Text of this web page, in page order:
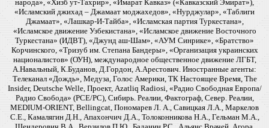
народа», «Хизб ут-Тахрир», «Имарат Кавказ» («Кавказский Эмират»),
«Исламский джихад – Джамаат моджахедов», «Нурджулар», «Таблиги
Джамаат», «Лашкар-И-Тайба», «Исламская партия Туркестана»,
«Исламское движение Узбекистана», «Исламское движение Восточного
Туркестана» (ИДВТ), «Джунд аш-Шам», «АУМ Синрике», «Братство»
Корчинского, «Тризуб им. Степана Бандеры», «Организация украинских
националистов» (ОУН), международное общественное движение ЛГБТ,
А.Навальный, К.Буданов, Д.Гордон, А.Арестович. Иностранные агенты:
Телеканал «Дождь», Медуза, Голос Америки, ТК Настоящее Время, The
Insider, Deutsche Welle, Проект, Azatliq Radiosi, «Радио Свободная Европа/
Радио Свобода» (PCE/PC), Сибирь. Реалии, Фактограф, Север. Реалии,
MEDIUM-ORIENT, Bellingcat, Пономарев Л. А., Савицкая Л.А., Маркелов
С.Е., Камалягин Д.Н., Апахончич Д.А., Толоконникова Н.А., Гельман М.А.,